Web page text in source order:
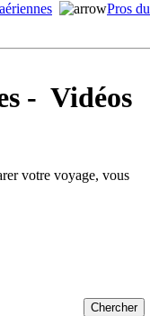
Pros du
- Vidéos
votre voyage, vous